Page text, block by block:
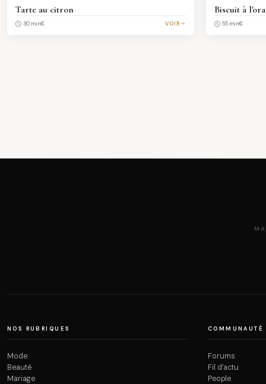
Tarte au citron
30 min€ VOIR
Biscuit à
55 min€
NOS RUBRIQUES
Mode
Beauté
Mariage
COMMUNAUTÉ
Forums
Fil d’actu
People